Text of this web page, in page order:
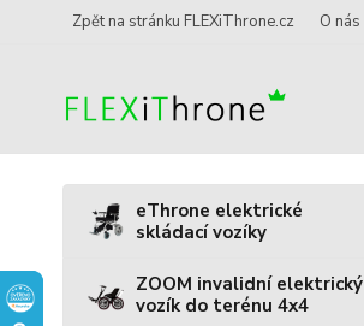
Zpět na stránku FLEXiThrone.cz O nás
eThrone elektrické
skládací vozíky
ZOOM invalidní elektrický
vozík do terénu 4x4